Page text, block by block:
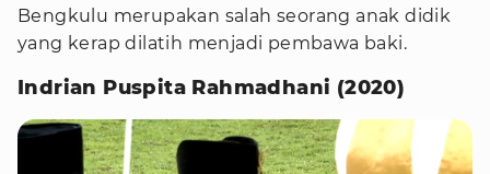
Bengkulu merupakan salah seorang anak didik
yang kerap dilatih menjadi pembawa baki.
Indrian Puspita Rahmadhani (2020)